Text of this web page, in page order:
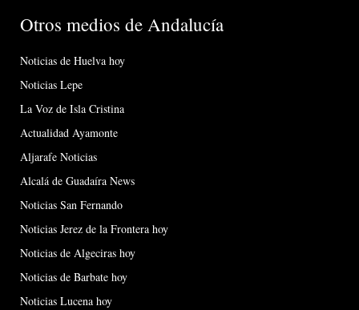
Otros medios de Andalucía
Noticias de Huelva hoy
Noticias Lepe
La Voz de Isla Cristina
Actualidad Ayamonte
Aljarafe Noticias
Alcalá de Guadaíra News
Noticias San Fernando
Noticias Jerez de la Frontera hoy
Noticias de Algeciras hoy
Noticias de Barbate hoy
Noticias Lucena hoy